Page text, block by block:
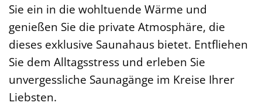
Sie ein in die wohltuende Wärme und
genießen Sie die private Atmosphäre, die
dieses exklusive Saunahaus bietet. Entfliehen
Sie dem Alltagsstress und erleben Sie
unvergessliche Saunagänge im Kreise Ihrer
Liebsten.